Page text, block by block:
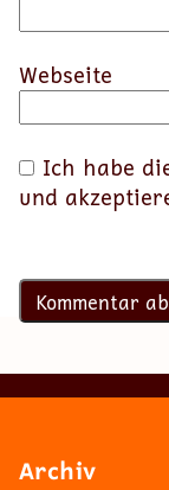
Webseite
Ich habe
und
Archiv